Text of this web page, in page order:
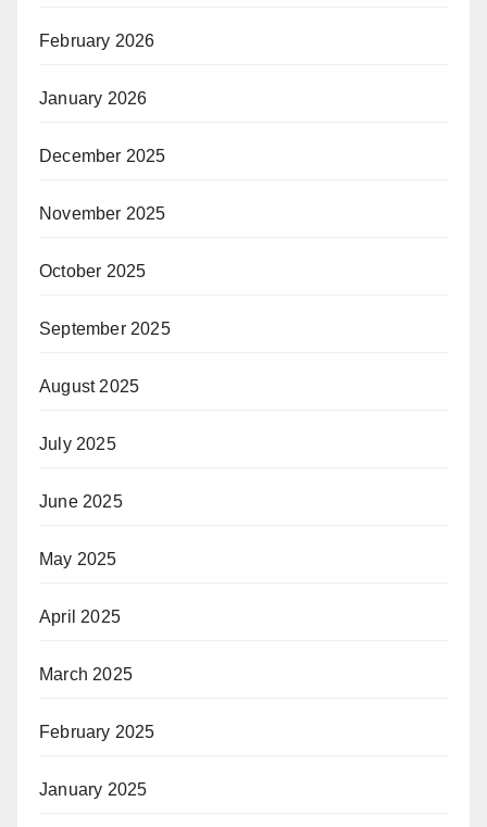
February 2026
January 2026
December 2025
November 2025
October 2025
September 2025
August 2025
July 2025
June 2025
May 2025
April 2025
March 2025
February 2025
January 2025